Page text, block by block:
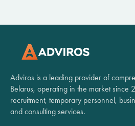
Adviros is a leading provider of
Belarus, operating in the market since
recruitment, temporary personnel,
and consulting services.